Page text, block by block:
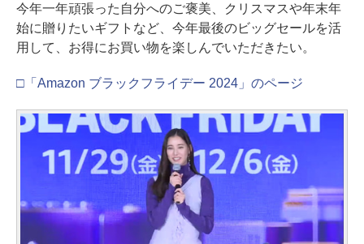
今年一年頑張った自分へのご褒美、クリスマスや年末年
始に贈りたいギフトなど、今年最後のビッグセールを活
用して、お得にお買い物を楽しんでいただきたい。
□「Amazon ブラックフライデー 2024」のページ